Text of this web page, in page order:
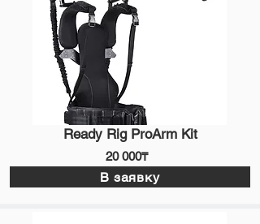
Ready Rig ProArm Kit
20 000₸
В заявку